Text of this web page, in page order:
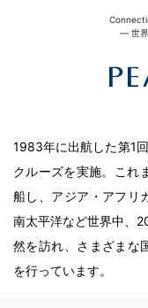
― 世
1983年に出航した第1
クルーズを実施。これ
船し、アジア・アフリ
南太平洋など世界中、
然を訪れ、さまざまな
を行っています。